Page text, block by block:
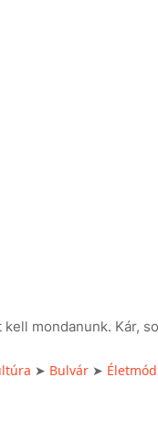
mondanunk. Kár,
➤ Bulvár➤ Életmód